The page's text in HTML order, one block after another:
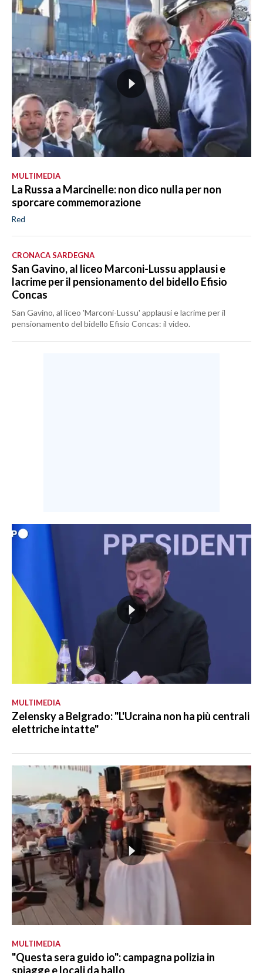
MULTIMEDIA
La Russa a Marcinelle: non dico nulla per non
sporcare commemorazione
Red
CRONACA SARDEGNA
San Gavino, al liceo Marconi-Lussu applausi e
lacrime per il pensionamento del bidello Efisio
Concas
San Gavino, al liceo 'Marconi-Lussu' applausi e lacrime per il
pensionamento del bidello Efisio Concas: il video.
MULTIMEDIA
Zelensky a Belgrado: "L'Ucraina non ha più centrali
elettriche intatte"
MULTIMEDIA
"Questa sera guido io": campagna polizia in
spiagge e locali da ballo